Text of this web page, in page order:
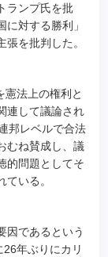
ランプ氏を批
対する勝利」
を批判した。
法上の権利と
連して議論され
邦レベルで合法
むね賛成し、議
的問題としてそ
いる。
因であるという
年ぶりにカリ